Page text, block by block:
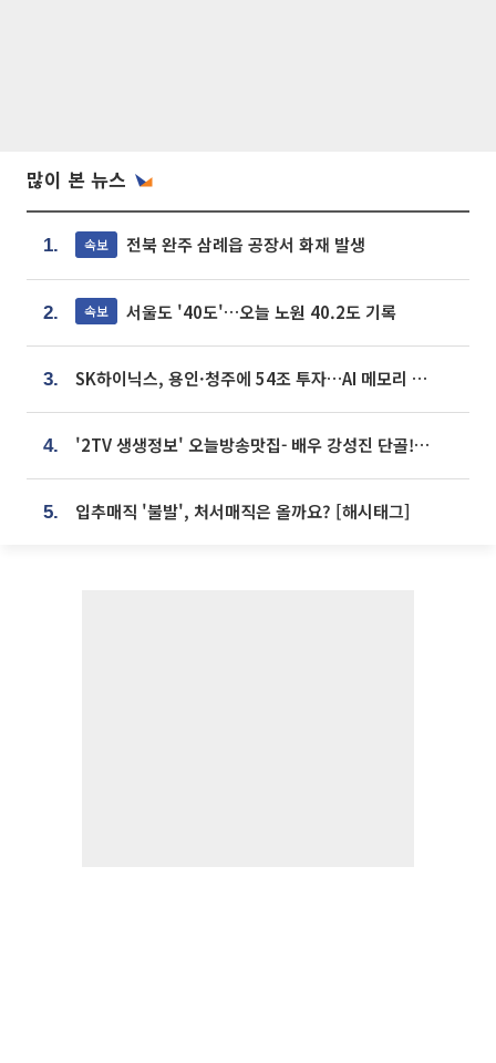
많이 본 뉴스
1. 속보 전북 완주 삼례읍 공장서 화재 발생
2. 속보 서울도 '40도'…오늘 노원 40.2도 기록
3. SK하이닉스, 용인·청주에 54조 투자…AI 메모리 생산기지 키운다
4. '2TV 생생정보' 오늘방송맛집- 배우 강성진 단골! 쌀국수ㆍ푸팟퐁 커리 맛집 '블○○○'
5. 입추매직 '불발', 처서매직은 올까요? [해시태그]